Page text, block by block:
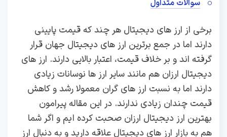
سوالات متداول
برخی از ارز های دیجیتال هر چند که قیمت پایینی
دارند اما در جمع برترین ارز های دیجیتال جهان قرار
گرفته اند و بر خلاف قیمت، اعتبار بالایی دارند. ارز های
دیجیتال ارزان هم مانند سایر ارز ها نوسانات زیادی
دارند اما به نسبت ارز های گران معمولا رشد و کاهش
قیمت چندان زیادی ندارند. در این مقاله پیرامون
بهترین ارز دیجیتال ارزان صحبت کرده ایم و اگر شما
هم به بازار ارز های دیجیتال علاقه دارید و به دنبال ارز